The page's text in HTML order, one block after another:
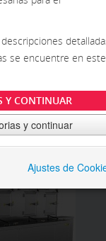
se encuentre en este
Y CONTINUAR
y continuar
Ajustes de